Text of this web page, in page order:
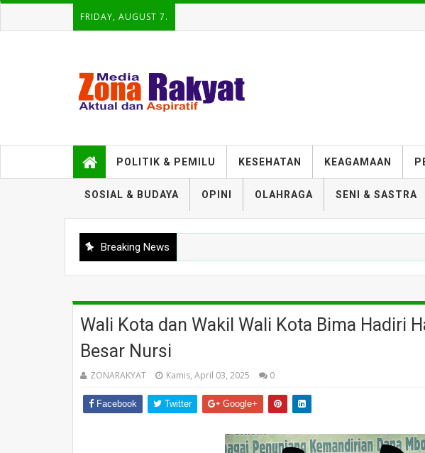
FRIDAY, AUGUST 7.
POLITIK & PEMILU KESEHATAN KEAGAMAAN
SOSIAL & BUDAYA OPINI OLAHRAGA SENI & SASTRA
Breaking News
Wali Kota dan Wakil Wali Kota Bima Hadiri
Besar Nursi
ZONARAKYAT Kamis, April 03, 2025 0
Facebook Twitter Google+